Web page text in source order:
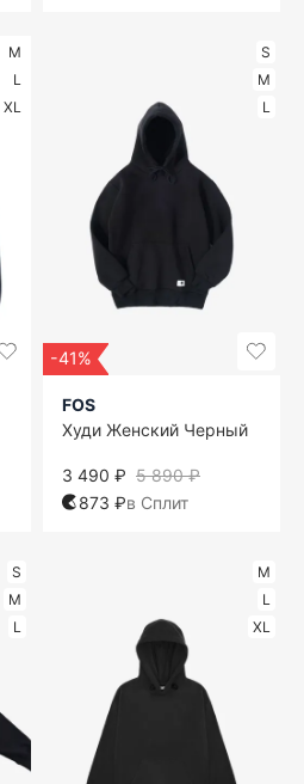
M
L
XL
S
M
L
-41%
FOS
Худи Женский Черный
5 890 ₽
3 490 ₽
873 ₽в Сплит
S
M
L
M
L
XL